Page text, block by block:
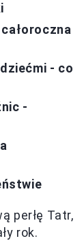
- co
-
perłę Tatr,
rok.